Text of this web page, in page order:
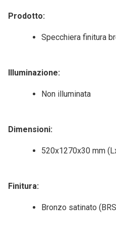
Prodotto:
Specchiera finitura
Illuminazione:
Non illuminata
Dimensioni:
520x1270x30 mm
Finitura:
Bronzo satinato